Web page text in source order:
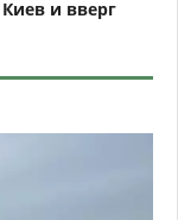
и вверг